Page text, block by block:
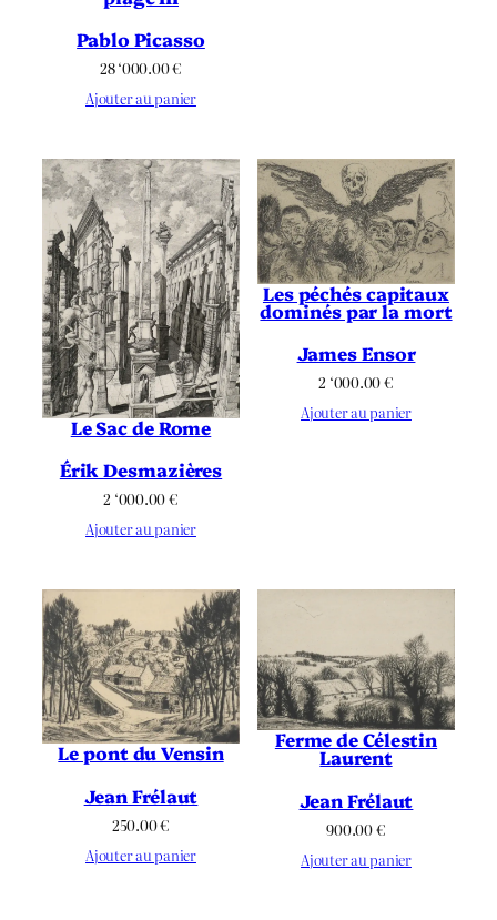
Pablo Picasso
28 ‘000.00€
Ajouter au panier
Le Sac de Rome
Érik Desmazières
2 ‘000.00€
Ajouter au panier
Les péchés capitaux
dominés par la mort
James Ensor
2 ‘000.00€
Ajouter au panier
Le pont du Vensin
Jean Frélaut
250.00€
Ajouter au panier
Ferme de Célestin
Laurent
Jean Frélaut
900.00€
Ajouter au panier